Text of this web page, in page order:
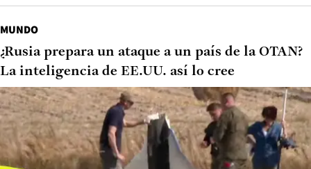
MUNDO
¿Rusia prepara un ataque a un país de la OTAN?
La inteligencia de EE.UU. así lo cree